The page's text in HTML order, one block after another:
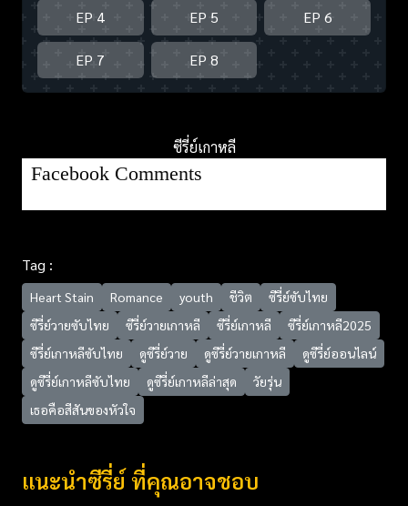
EP 4 EP 5 EP 6
EP 7 EP 8
ซีรี่ย์เกาหลี
Facebook Comments
Tag :
Heart Stain Romance youth ชีวิต
ซีรี่ย์ซับไทย
ซีรี่ย์วายซับไทย
ซีรี่ย์วายเกาหลี ซีรี่ย์เกาหลี
ซีรี่ย์เกาหลี2025
ซีรี่ย์เกาหลีซับไทย
ดูซีรี่ย์วาย ดูซีรี่ย์วายเกาหลี
ดูซีรี่ย์ออนไลน์
ดูซีรี่ย์เกาหลีซับไทย
ดูซีรี่ย์เกาหลีล่าสุด
วัยรุ่น
เธอคือสีสันของหัวใจ
แนะนำซีรี่ย์ ที่คุณอาจชอบ